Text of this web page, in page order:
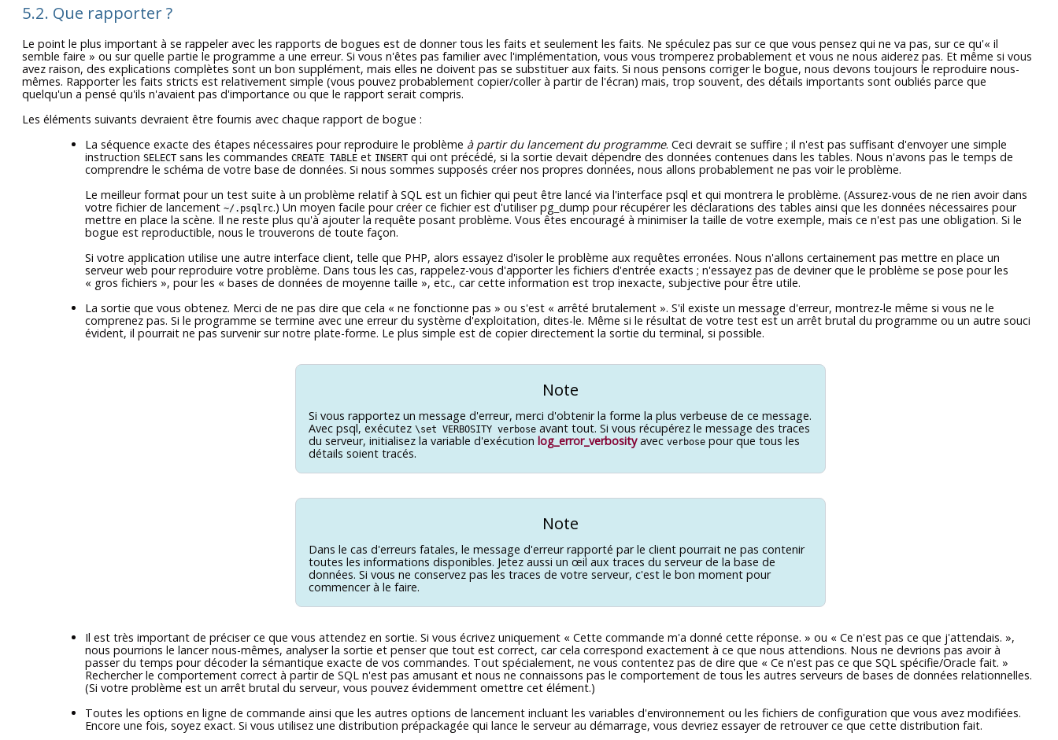
5.2. Que rapporter ?
Le point le plus important à se rappeler avec les rapports de bogues est de donner tous les faits et seulement les faits. Ne spéculez pas sur ce que vous pensez qui ne va pas, sur ce qu'« il
semble faire » ou sur quelle partie le programme a une erreur. Si vous n'êtes pas familier avec l'implémentation, vous vous tromperez probablement et vous ne nous aiderez pas. Et même si vous
avez raison, des explications complètes sont un bon supplément, mais elles ne doivent pas se substituer aux faits. Si nous pensons corriger le bogue, nous devons toujours le reproduire nous-
mêmes. Rapporter les faits stricts est relativement simple (vous pouvez probablement copier/coller à partir de l'écran) mais, trop souvent, des détails importants sont oubliés parce que
quelqu'un a pensé qu'ils n'avaient pas d'importance ou que le rapport serait compris.
Les éléments suivants devraient être fournis avec chaque rapport de bogue :
La séquence exacte des étapes nécessaires pour reproduire le problème à partir du lancement du programme. Ceci devrait se suffire ; il n'est pas suffisant d'envoyer une simple
instruction SELECT sans les commandes CREATE TABLE et INSERT qui ont précédé, si la sortie devait dépendre des données contenues dans les tables. Nous n'avons pas le temps de
comprendre le schéma de votre base de données. Si nous sommes supposés créer nos propres données, nous allons probablement ne pas voir le problème.
Le meilleur format pour un test suite à un problème relatif à SQL est un fichier qui peut être lancé via l'interface psql et qui montrera le problème. (Assurez-vous de ne rien avoir dans
votre fichier de lancement ~/.psqlrc.) Un moyen facile pour créer ce fichier est d'utiliserpg_dump pour récupérer les déclarations des tables ainsi que les données nécessaires pour
mettre en place la scène. Il ne reste plus qu'à ajouter la requête posant problème. Vous êtes encouragé à minimiser la taille de votre exemple, mais ce n'est pas une obligation. Si le
bogue est reproductible, nous le trouverons de toute façon.
Si votre application utilise une autre interface client, telle que PHP, alors essayez d'isoler le problème aux requêtes erronées. Nous n'allons certainement pas mettre en place un
serveur web pour reproduire votre problème. Dans tous les cas, rappelez-vous d'apporter les fichiers d'entrée exacts ; n'essayez pas de deviner que le problème se pose pour les
« gros fichiers », pour les « bases de données de moyenne taille », etc., car cette information est trop inexacte, subjective pour être utile.
La sortie que vous obtenez. Merci de ne pas dire que cela « ne fonctionne pas » ou s'est « arrêté brutalement ». S'il existe un message d'erreur, montrez-le même si vous ne le
comprenez pas. Si le programme se termine avec une erreur du système d'exploitation, dites-le. Même si le résultat de votre test est un arrêt brutal du programme ou un autre souci
évident, il pourrait ne pas survenir sur notre plate-forme. Le plus simple est de copier directement la sortie du terminal, si possible.
Note
Si vous rapportez un message d'erreur, merci d'obtenir la forme la plus verbeuse de ce message.
Avec psql, exécutez \set VERBOSITY verbose avant tout. Si vous récupérez le message des traces
du serveur, initialisez la variable d'exécution log_error_verbosityavec verbose pour que tous les
détails soient tracés.
Note
Dans le cas d'erreurs fatales, le message d'erreur rapporté par le client pourrait ne pas contenir
toutes les informations disponibles. Jetez aussi un œil aux traces du serveur de la base de
données. Si vous ne conservez pas les traces de votre serveur, c'est le bon moment pour
commencer à le faire.
Il est très important de préciser ce que vous attendez en sortie. Si vous écrivez uniquement « Cette commande m'a donné cette réponse. » ou « Ce n'est pas ce que j'attendais. »,
nous pourrions le lancer nous-mêmes, analyser la sortie et penser que tout est correct, car cela correspond exactement à ce que nous attendions. Nous ne devrions pas avoir à
passer du temps pour décoder la sémantique exacte de vos commandes. Tout spécialement, ne vous contentez pas de dire que « Ce n'est pas ce que SQL spécifie/Oracle fait. »
Rechercher le comportement correct à partir de SQL n'est pas amusant et nous ne connaissons pas le comportement de tous les autres serveurs de bases de données relationnelles.
(Si votre problème est un arrêt brutal du serveur, vous pouvez évidemment omettre cet élément.)
Toutes les options en ligne de commande ainsi que les autres options de lancement incluant les variables d'environnement ou les fichiers de configuration que vous avez modifiées.
Encore une fois, soyez exact. Si vous utilisez une distribution prépackagée qui lance le serveur au démarrage, vous devriez essayer de retrouver ce que cette distribution fait.